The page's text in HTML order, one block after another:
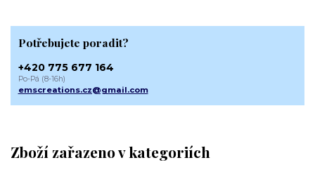
Zboží zařazeno v kategoriích
Potřebujete poradit?
+420 775 677 164
Po-Pá (8-16h)
emscreations.cz@gmail.com